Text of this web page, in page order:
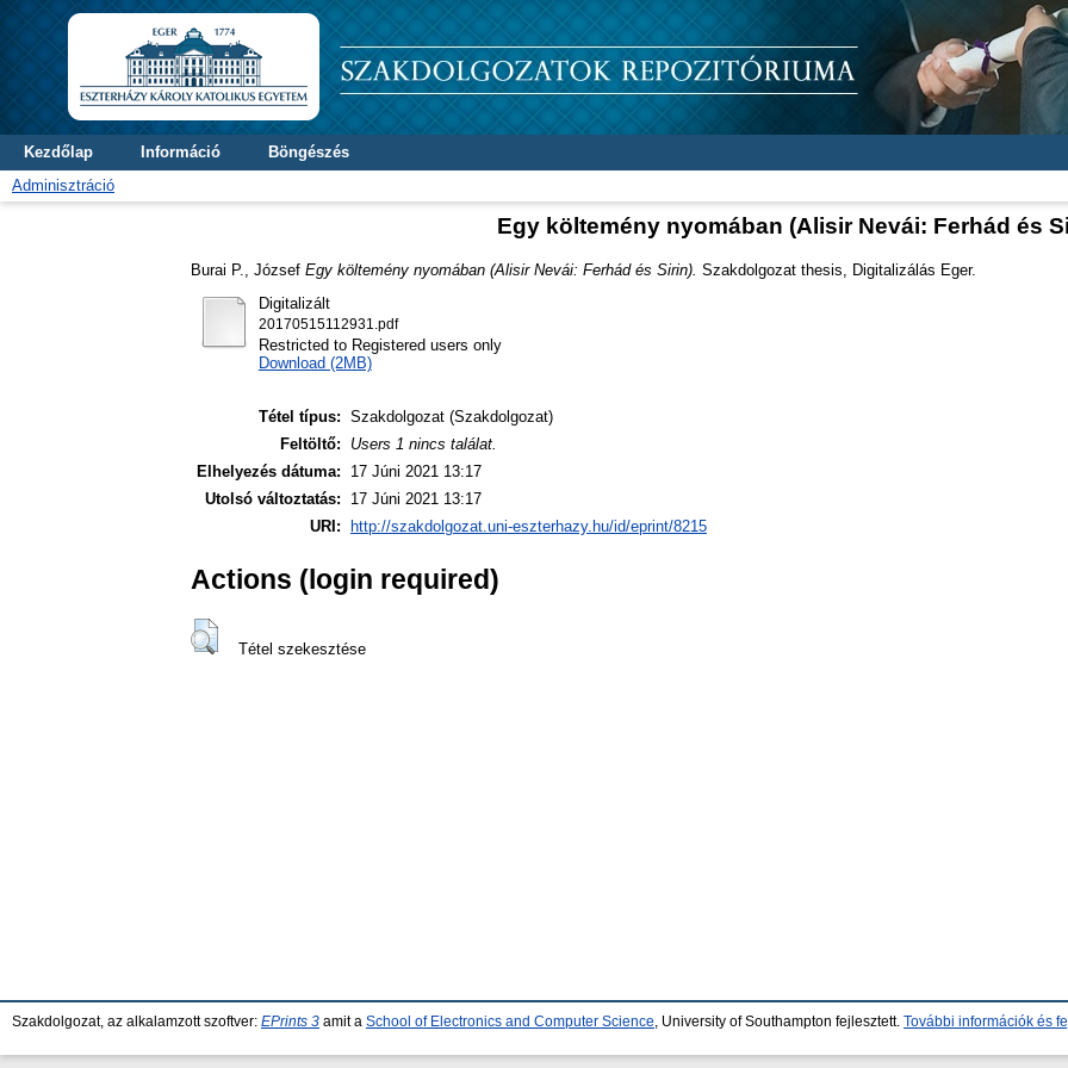
Kezdőlap Információ
Böngészés
Adminisztráció
Egy költemény nyomában (Alisir Nevái: Ferhád és
Burai P., József Egy költemény nyomában (Alisir Nevái: Ferhád és Sirin). Szakdolgozat thesis, Digitalizálás Eger.
Digitalizált
20170515112931.pdf
Restricted to Registered users only
Download (2MB)
Tétel típus: Szakdolgozat (Szakdolgozat)
Feltöltő:
Users 1 nincs találat.
Elhelyezés dátuma:
17 Júni 2021 13:17
Utolsó változtatás:
17 Júni 2021 13:17
URI:
http://szakdolgozat.uni-eszterhazy.hu/id/eprint/8215
Actions (login required)
Tétel szekesztése
Szakdolgozat, az alkalamzott szoftver: EPrints 3 amit a School of Electronics and Computer Science , University of Southampton fejlesztett. További információk és